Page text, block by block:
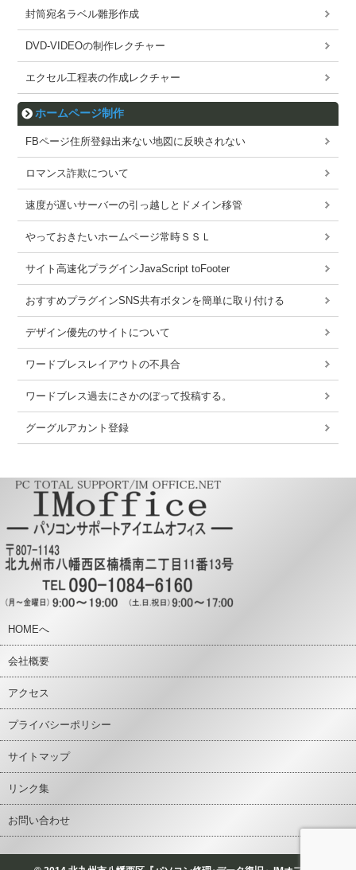
封筒宛名ラベル雛形作成
DVD-VIDEOの制作レクチャー
エクセル工程表の作成レクチャー
ホームページ制作
FBページ住所登録出来ない地図に反映されない
ロマンス詐欺について
速度が遅いサーバーの引っ越しとドメイン移管
やっておきたいホームページ常時ＳＳＬ
サイト高速化プラグインJavaScript toFooter
おすすめプラグインSNS共有ボタンを簡単に取り付ける
デザイン優先のサイトについて
ワードブレスレイアウトの不具合
ワードブレス過去にさかのぼって投稿する。
グーグルアカント登録
HOMEへ
会社概要
アクセス
プライバシーポリシー
サイトマップ
リンク集
お問い合わせ